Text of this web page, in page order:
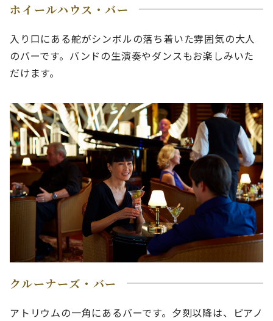
ホイールハウス・バー
入り口にある舵がシンボルの落ち着いた雰囲気の大人
のバーです。バンドの生演奏やダンスもお楽しみいた
だけます。
クルーナーズ・バー
アトリウムの一角にあるバーです。夕刻以降は、ピアノ